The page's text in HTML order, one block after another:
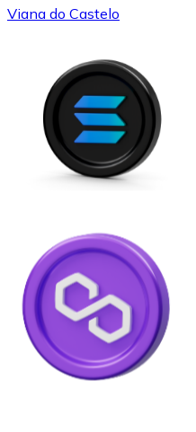
Viana do Castelo